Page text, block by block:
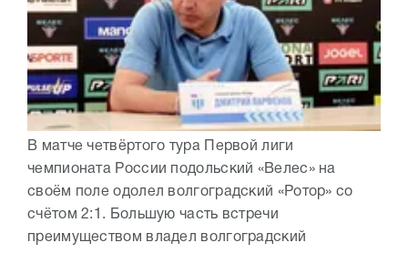
В матче четвёртого тура Первой лиги
чемпионата России подольский «Велес» на
своём поле одолел волгоградский «Ротор» со
счётом 2:1. Большую часть встречи
преимуществом владел волгоградский